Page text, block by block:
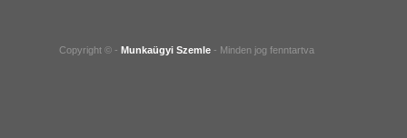
Copyright © - Munkaügyi Szemle - Minden jog fenntartva